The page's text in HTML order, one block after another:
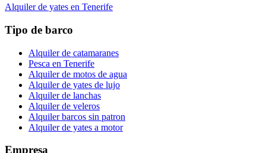
Alquiler de yates en Tenerife
Tipo de barco
Alquiler de catamaranes
Pesca en Tenerife
Alquiler de motos de agua
Alquiler de yates de lujo
Alquiler de lanchas
Alquiler de veleros
Alquiler barcos sin patron
Alquiler de yates a motor
Empresa